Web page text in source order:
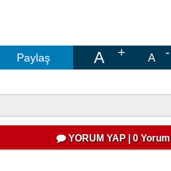
Paylaş A A
YORUM YAP | 0 Yorum